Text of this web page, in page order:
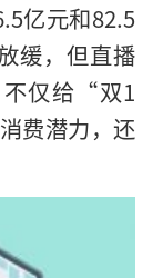
亿元和82.5
缓，但直播
不仅给“双1
费潜力，还